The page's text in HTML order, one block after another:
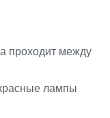
проходит между
лампы